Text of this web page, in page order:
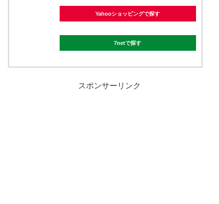
Yahooショッピングで探す
7netで探す
スポンサーリンク